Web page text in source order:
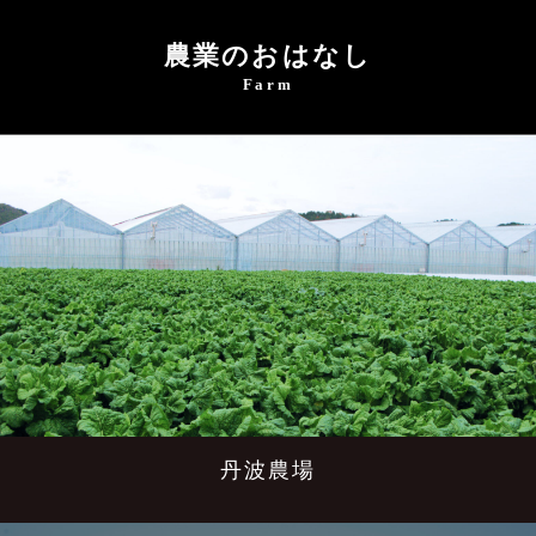
農業のおはなし
Farm
丹波農場